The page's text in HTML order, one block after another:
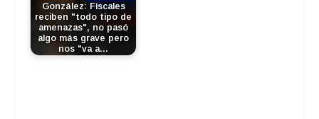
González: Fiscales
reciben "todo tipo de
amenazas", no pasó
algo más grave pero
nos "va a…